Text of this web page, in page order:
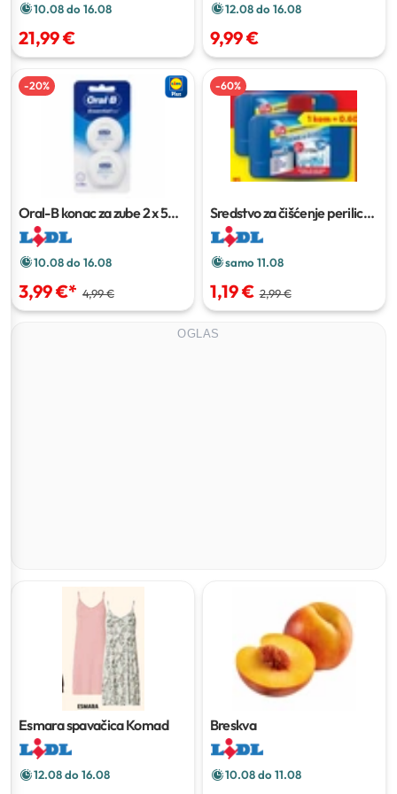
10.08 do 16.08
21,99 €
12.08 do 16.08
9,99 €
-20%
Oral-B konac za zube2 x 50
m
10.08 do 16.08
3,99 €* 4,99 €
-60%
Sredstvo za čišćenje perilice
posuđa2 x 250 ml
samo 11.08
1,19 € 2,99 €
OGLAS
Esmara spavačicaKomad
12.08 do 16.08
Breskva
10.08 do 11.08